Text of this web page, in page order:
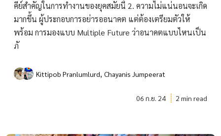
คีย์สำคัญในการทำงานของยุคสมัยนี้ 2. ความไม่แน่นอนจะเกิด
มากขึ้น ผู้ประกอบการอย่ารออนาคต แต่ต้องเตรียมตัวให้
พร้อม การมองแบบ Multiple Future ว่าอนาคตแบบไหนเป็น
ภั
Kittipob Pranlumlurd, Chayanis Jumpeerat
06 ก.ย. 24 2 min read